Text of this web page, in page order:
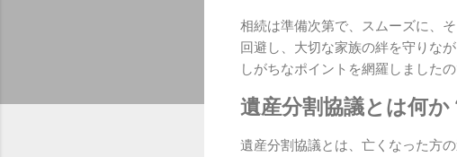
相続は準備次第で、スムーズに、
回避し、大切な家族の絆を守りな
しがちなポイントを網羅しました
遺産分割協議とは何
遺産分割協議とは、亡くなった方